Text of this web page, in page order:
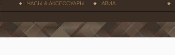
ЧАСЫ & АКСЕССУАРЫ
АВИА